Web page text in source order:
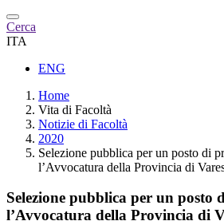
Cerca
ITA
ENG
Home
Vita di Facoltà
Notizie di Facoltà
2020
Selezione pubblica per un posto di
l’Avvocatura della Provincia di
Selezione pubblica per un posto
l’Avvocatura della Provincia di